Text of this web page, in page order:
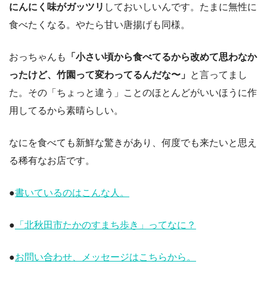
にんにく味がガッツリ しておいしいんです。たまに無性に
食べたくなる。やたら甘い唐揚げも同様。
おっちゃんも
「小さい頃から食べてるから改めて思わなか
ったけど、竹園って変わってるんだな〜」 と言ってまし
た。その「ちょっと違う」ことのほとんどがいいほうに作
用してるから素晴らしい。
なにを食べても新鮮な驚きがあり、何度でも来たいと思え
る稀有なお店です。
●書いているのはこんな人。
● 「北秋田市たかのすまち歩き」ってなに？
●お問い合わせ、メッセージはこちらから。